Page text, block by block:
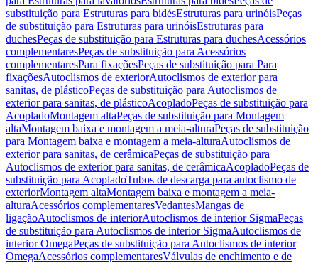
substituição para Estruturas para bidésEstruturas para urinóisPeças
de substituição para Estruturas para urinóisEstruturas para
duchesPeças de substituição para Estruturas para duchesAcessórios
complementaresPeças de substituição para Acessórios
complementaresPara fixaçõesPeças de substituição para Para
fixaçõesAutoclismos de exteriorAutoclismos de exterior para
sanitas, de plásticoPeças de substituição para Autoclismos de
exterior para sanitas, de plásticoAcopladoPeças de substituição para
AcopladoMontagem altaPeças de substituição para Montagem
altaMontagem baixa e montagem a meia-alturaPeças de substituição
para Montagem baixa e montagem a meia-alturaAutoclismos de
exterior para sanitas, de cerâmicaPeças de substituição para
Autoclismos de exterior para sanitas, de cerâmicaAcopladoPeças de
substituição para AcopladoTubos de descarga para autoclismo de
exteriorMontagem altaMontagem baixa e montagem a meia-
alturaAcessórios complementaresVedantesMangas de
ligaçãoAutoclismos de interiorAutoclismos de interior SigmaPeças
de substituição para Autoclismos de interior SigmaAutoclismos de
interior OmegaPeças de substituição para Autoclismos de interior
OmegaAcessórios complementaresVálvulas de enchimento e de